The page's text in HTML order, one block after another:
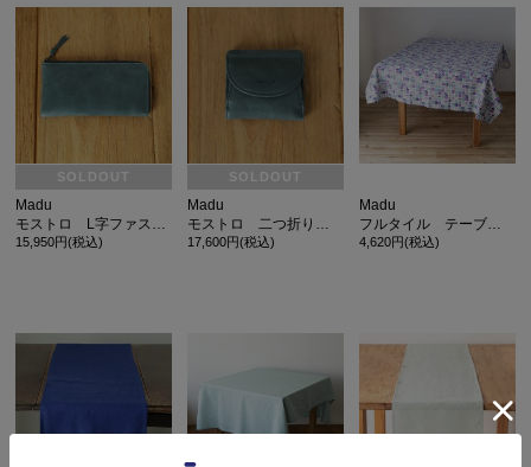
SOLDOUT
Madu
モストロ L字ファスナー長財布
15,950円(税込)
SOLDOUT
Madu
モストロ 二つ折り財布
17,600円(税込)
Madu
フルタイル テーブルクロス ブルー
4,620円(税込)